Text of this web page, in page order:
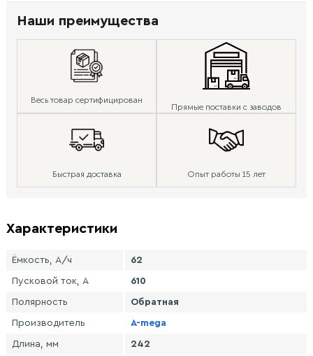
Наши преимущества
Весь товар сертифицирован
Прямые поставки с заводов
Быстрая доставка Опыт работы 15 лет
Характеристики
Ёмкость, А/ч 62
Пусковой ток, А 610
Полярность Обратная
Производитель A-mega
Длина, мм 242